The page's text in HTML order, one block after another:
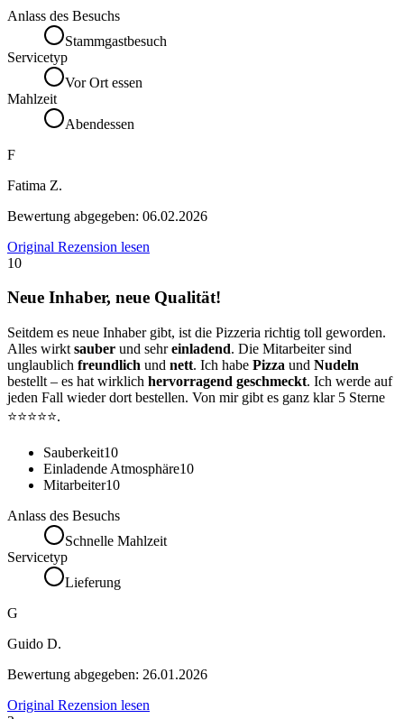
Anlass des Besuchs
Stammgastbesuch
Servicetyp
Vor Ort essen
Mahlzeit
Abendessen
F
Fatima Z.
Bewertung abgegeben: 06.02.2026
Original Rezension lesen
10
Neue Inhaber, neue Qualität!
Seitdem es neue Inhaber gibt, ist die Pizzeria richtig toll geworden.
Alles wirkt sauber und sehreinladend. Die Mitarbeiter sind
unglaublich freundlich und nett. Ich habe Pizza und Nudeln
bestellt – es hat wirklich hervorragend geschmeckt. Ich werde auf
jeden Fall wieder dort bestellen. Von mir gibt es ganz klar 5 Sterne
⭐⭐⭐⭐⭐.
Sauberkeit10
Einladende Atmosphäre10
Mitarbeiter10
Anlass des Besuchs
Schnelle Mahlzeit
Servicetyp
Lieferung
G
Guido D.
Bewertung abgegeben: 26.01.2026
Original Rezension lesen